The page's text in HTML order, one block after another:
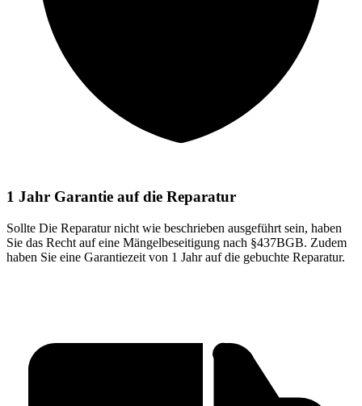
1 Jahr Garantie auf die Reparatur
Sollte Die Reparatur nicht wie beschrieben ausgeführt sein, haben
Sie das Recht auf eine Mängelbeseitigung nach §437BGB. Zudem
haben Sie eine Garantiezeit von 1 Jahr auf die gebuchte Reparatur.